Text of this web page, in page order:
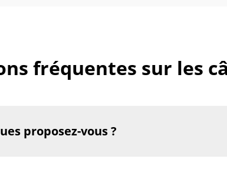
fréquentes sur les
proposez-vous ?